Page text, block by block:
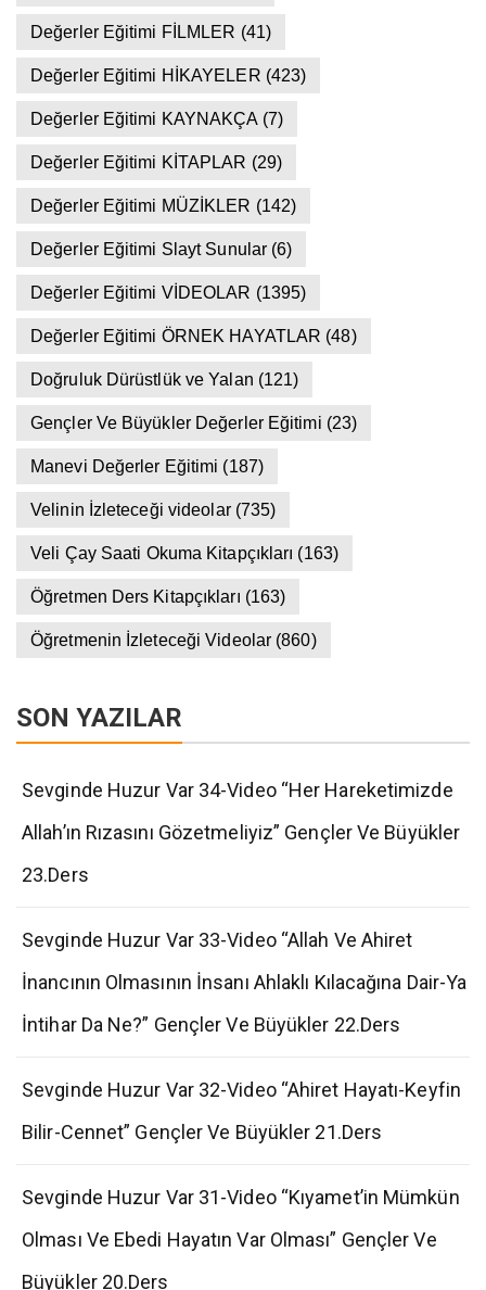
Değerler Eğitimi FİLMLER (41)
Değerler Eğitimi HİKAYELER (423)
Değerler Eğitimi KAYNAKÇA (7)
Değerler Eğitimi KİTAPLAR (29)
Değerler Eğitimi MÜZİKLER (142)
Değerler Eğitimi Slayt Sunular (6)
Değerler Eğitimi VİDEOLAR (1395)
Değerler Eğitimi ÖRNEK HAYATLAR (48)
Doğruluk Dürüstlük ve Yalan (121)
Gençler Ve Büyükler Değerler Eğitimi (23)
Manevi Değerler Eğitimi (187)
Velinin İzleteceği videolar(735)
Veli Çay Saati Okuma Kitapçıkları (163)
Öğretmen Ders Kitapçıkları (163)
Öğretmenin İzleteceği Videolar (860)
SON YAZILAR
Sevginde Huzur Var 34-Video “Her Hareketimizde
Allah’ın Rızasını Gözetmeliyiz” Gençler Ve Büyükler
23.Ders
Sevginde Huzur Var 33-Video “Allah Ve Ahiret
İnancının Olmasının İnsanı Ahlaklı Kılacağına Dair-Ya
İntihar Da Ne?” Gençler Ve Büyükler 22.Ders
Sevginde Huzur Var 32-Video “Ahiret Hayatı-Keyfin
Bilir-Cennet” Gençler Ve Büyükler 21.Ders
Sevginde Huzur Var 31-Video “Kıyamet’in Mümkün
Olması Ve Ebedi Hayatın Var Olması” Gençler Ve
Büyükler 20.Ders